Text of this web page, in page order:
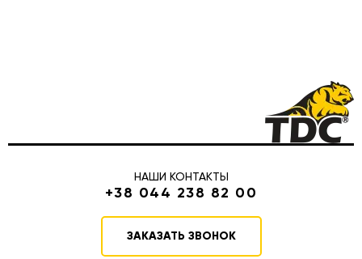
НАШИ КОНТАКТЫ
+38 044 238 82 00
ЗАКАЗАТЬ ЗВОНОК